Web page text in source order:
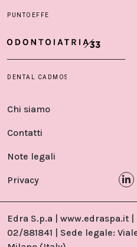
Chi siamo
Contatti
Note legali
Privacy
Edra S.p.a | www.edraspa.it
02/881841 | Sede legale: